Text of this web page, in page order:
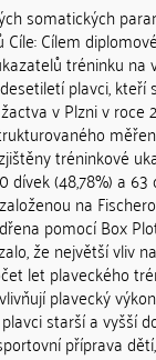
somatických
Cílem
tréninku na
plavci,
v Plzni v roce
tréninkové
(48,78%) a
na
pomocí Box
že největší vliv
let plaveckého
plavecký
starší a vyšší
příprava